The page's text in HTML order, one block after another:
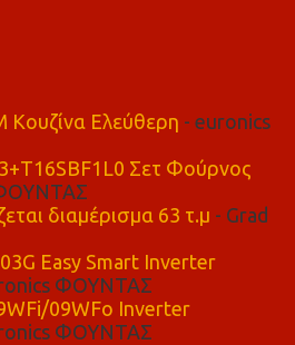
Κουζίνα Ελεύθερη - euronics
Σετ Φούρνος
διαμέρισμα 63 τ.μ - Grad
Easy Smart Inverter
ΦΟΥΝΤΑΣ
09WFo Inverter
ΦΟΥΝΤΑΣ